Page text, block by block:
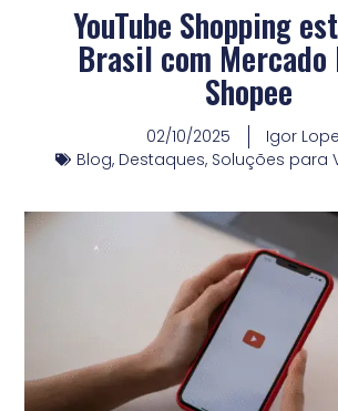
YouTube Shopping
Brasil com Mercado
Shopee
02/10/2025
Igor
Blog, Destaques, Soluções para